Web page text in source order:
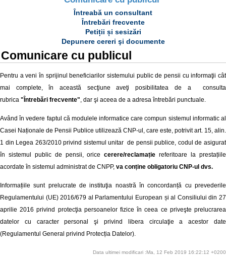
Întreabă un consultant
Întrebări frecvente
Petiții și sesizări
Depunere cereri şi documente
Comunicare cu publicul
Pentru a veni în sprijinul beneficiarilor sistemului public de pensii cu informaţii cât
mai complete, în această secţiune aveţi posibilitatea de a consulta
rubrica "Întrebări frecvente", dar şi aceea de a adresa întrebări punctuale.
Având în vedere faptul că modulele informatice care compun sistemul informatic al
Casei Naționale de Pensii Publice utilizează CNP-ul, care este, potrivit art. 15, alin.
1 din Legea 263/2010 privind sistemul unitar de pensii publice, codul de asigurat
în sistemul public de pensii, oricecerere/reclamație referitoare la prestațiile
acordate în sistemul administrat de CNPP, va conține obligatoriu CNP-ul dvs.
Informațiile sunt prelucrate de instituţia noastră în concordanță cu prevederile
Regulamentului (UE) 2016/679 al Parlamentului European și al Consiliului din 27
aprilie 2016 privind protecţia persoanelor fizice în ceea ce priveşte prelucrarea
datelor cu caracter personal şi privind libera circulaţie a acestor date
(Regulamentul General privind Protecția Datelor).
Data ultimei modificari :Ma, 12 Feb 2019 16:22:12 +0200